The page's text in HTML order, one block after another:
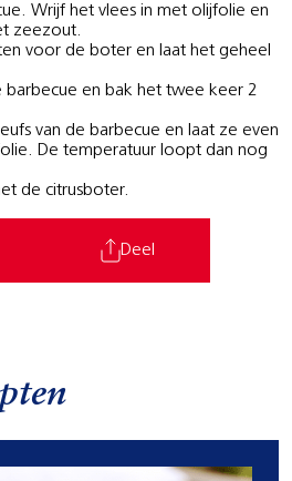
Wrijf het vlees in met olijfolie en
zeezout.
voor de boter en laat het geheel
barbecue en bak het twee keer 2
van de barbecue en laat ze even
De temperatuur loopt dan nog
de citrusboter.
Deel